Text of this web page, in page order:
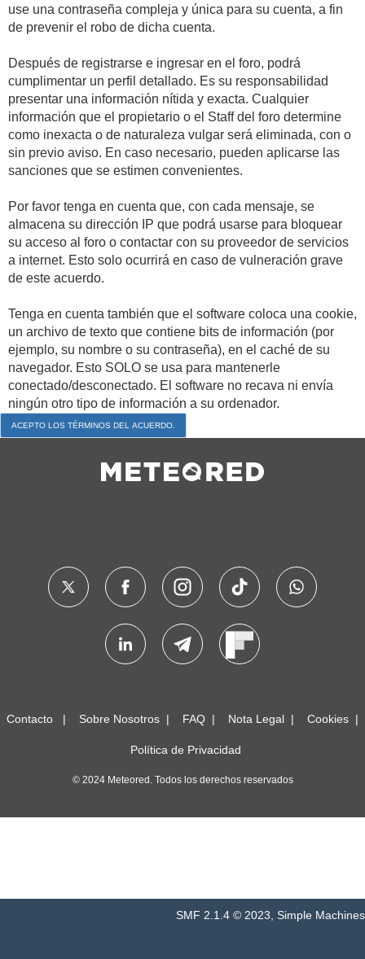
use una contraseña compleja y única para su cuenta, a fin
de prevenir el robo de dicha cuenta.
Después de registrarse e ingresar en el foro, podrá
cumplimentar un perfil detallado. Es su responsabilidad
presentar una información nítida y exacta. Cualquier
información que el propietario o el Staff del foro determine
como inexacta o de naturaleza vulgar será eliminada, con o
sin previo aviso. En caso necesario, pueden aplicarse las
sanciones que se estimen convenientes.
Por favor tenga en cuenta que, con cada mensaje, se
almacena su dirección IP que podrá usarse para bloquear
su acceso al foro o contactar con su proveedor de servicios
a internet. Esto solo ocurrirá en caso de vulneración grave
de este acuerdo.
Tenga en cuenta también que el software coloca una cookie,
un archivo de texto que contiene bits de información (por
ejemplo, su nombre o su contraseña), en el caché de su
navegador. Esto SOLO se usa para mantenerle
conectado/desconectado. El software no recava ni envía
ningún otro tipo de información a su ordenador.
Contacto Sobre Nosotros FAQ Nota Legal Cookies
Política de Privacidad
© 2024 Meteored. Todos los derechos reservados
SMF 2.1.4 © 2023 Simple Machines